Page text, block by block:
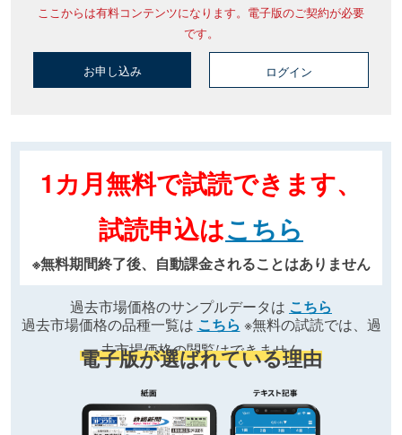
ここからは有料コンテンツになります。電子版のご契約が必要
です。
お申し込み ログイン
1カ月無料で試読できます、
試読申込はこちら
※無料期間終了後、自動課金されることはありません
過去市場価格のサンプルデータは こちら
過去市場価格の品種一覧は こちら ※無料の試読では、過
去市場価格の閲覧はできません
電子版が選ばれている理由